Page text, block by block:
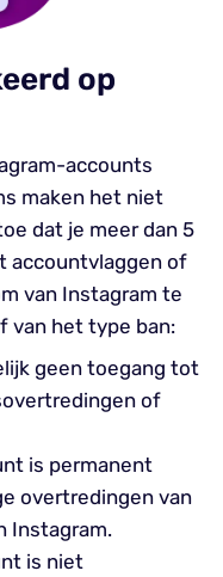
op
accounts
maken het niet
dat je meer dan 5
accountvlaggen of
van Instagram te
van het type ban:
geen toegang tot
of
is permanent
overtredingen van
Instagram.
is niet